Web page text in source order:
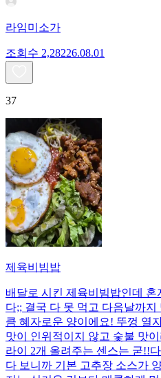
라임미소가
조회수 2,28226.08.01
37
제육비빔밥
배달로 시킨 제육비빔밥인데 혼
다;; 결국 다 못 먹고 다음날까
큼 혜자로운 양이에요! 뚜껑 열
맛이 인위적이지 않고 숯불 맛
라이 2개 올려주는 센스는 굳!!
다 보니까 기본 고추장 소스가